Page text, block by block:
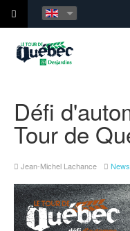
Défi
Tour de
Jean-Michel Lachance News